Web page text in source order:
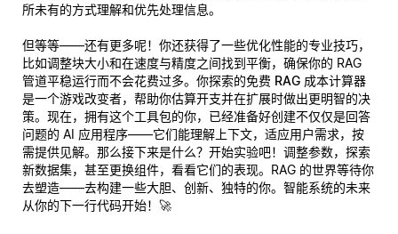
所未有的方式理解和优先处理信息。
但等等——还有更多呢！你还获得了一些优化性能的专业技巧，
比如调整块大小和在速度与精度之间找到平衡，确保你的 RAG
管道平稳运行而不会花费过多。你探索的免费 RAG 成本计算器
是一个游戏改变者，帮助你估算开支并在扩展时做出更明智的决
策。现在，拥有这个工具包的你，已经准备好创建不仅仅是回答
问题的 AI 应用程序——它们能理解 上下文，适应用户需求，按
需提供见解。那么接下来是什么？开始实验吧！调整参数，探索
新数据集，甚至更换组件，看看它们的表现。RAG 的世界等待你
去塑造——去构建一些大胆、创新、独特的你。智能系统的未来
从你的下一行代码开始！🚀